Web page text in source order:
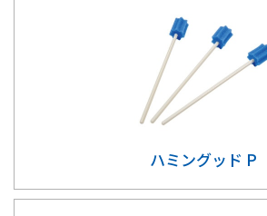
ハミングッド P